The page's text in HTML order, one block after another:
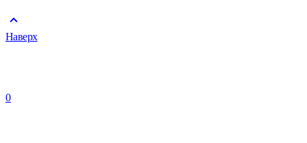
Наверх
0